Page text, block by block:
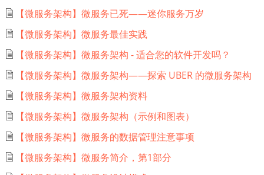
【微服务架构】微服务已死——迷你服务万岁
【微服务架构】微服务最佳实践
【微服务架构】微服务架构 - 适合您的软件开发吗？
【微服务架构】微服务架构——探索 UBER 的微服务架构
【微服务架构】微服务架构资料
【微服务架构】微服务架构（示例和图表）
【微服务架构】微服务的数据管理注意事项
【微服务架构】微服务简介，第1部分